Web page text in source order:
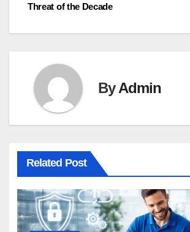
Threat of the Decade
ByAdmin
Related Post